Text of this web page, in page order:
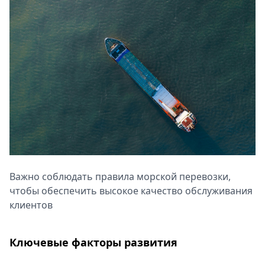
Выборы
2026
Скачай
Metro
Важно соблюдать правила морской перевозки,
чтобы обеспечить высокое качество обслуживания
клиентов
Ключевые факторы развития